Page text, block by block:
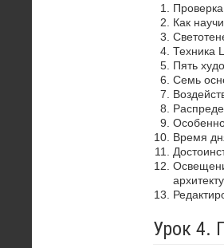
Как
Техника
Пять
Семь
Время
Урок 4.